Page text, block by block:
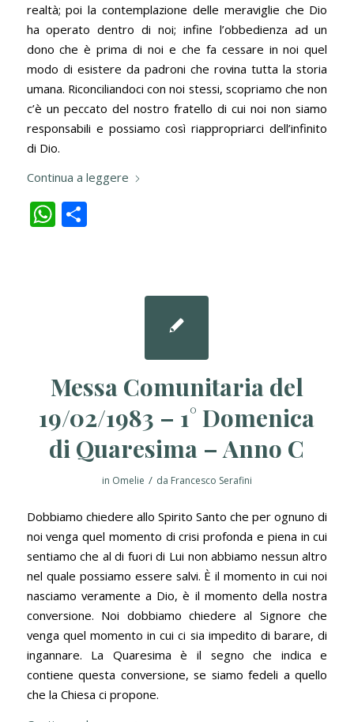
realtà; poi la contemplazione delle meraviglie che Dio
ha operato dentro di noi; infine l’obbedienza ad un
dono che è prima di noi e che fa cessare in noi quel
modo di esistere da padroni che rovina tutta la storia
umana. Riconciliandoci con noi stessi, scopriamo che non
c’è un peccato del nostro fratello di cui noi non siamo
responsabili e possiamo così riappropriarci dell’infinito
di Dio.
Continua a leggere
WhatsApp
Condividi
Messa Comunitaria del
19/02/1983 – 1° Domenica
di Quaresima – Anno C
in Omelie / da Francesco Serafini
Dobbiamo chiedere allo Spirito Santo che per ognuno di
noi venga quel momento di crisi profonda e piena in cui
sentiamo che al di fuori di Lui non abbiamo nessun altro
nel quale possiamo essere salvi. È il momento in cui noi
nasciamo veramente a Dio, è il momento della nostra
conversione. Noi dobbiamo chiedere al Signore che
venga quel momento in cui ci sia impedito di barare, di
ingannare. La Quaresima è il segno che indica e
contiene questa conversione, se siamo fedeli a quello
che la Chiesa ci propone.